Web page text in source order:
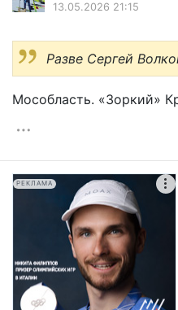
13.05.2026 21:15
Разве Сергей
Мособласть. «Зоркий»
РЕКЛАМА